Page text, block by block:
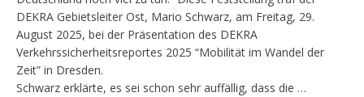
DEKRA Gebietsleiter Ost, Mario Schwarz, am Freitag, 29.
August 2025, bei der Präsentation des DEKRA
Verkehrssicherheitsreportes 2025 “Mobilität im Wandel der
Zeit” in Dresden.
Schwarz erklärte, es sei schon sehr auffällig, dass die …